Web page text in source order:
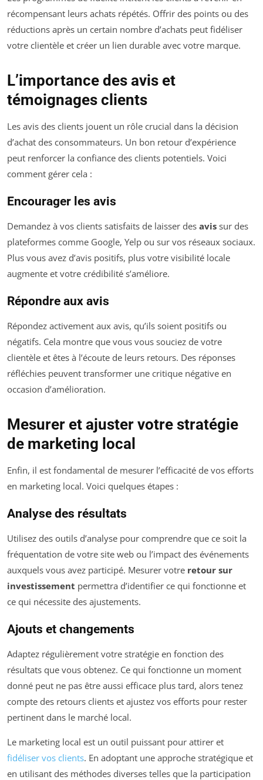
récompensant leurs achats répétés. Offrir des points ou des
réductions après un certain nombre d’achats peut fidéliser
votre clientèle et créer un lien durable avec votre marque.
L’importance des avis et
témoignages clients
Les avis des clients jouent un rôle crucial dans la décision
d’achat des consommateurs. Un bon retour d’expérience
peut renforcer la confiance des clients potentiels. Voici
comment gérer cela :
Encourager les avis
Demandez à vos clients satisfaits de laisser des avis sur des
plateformes comme Google, Yelp ou sur vos réseaux sociaux.
Plus vous avez d’avis positifs, plus votre visibilité locale
augmente et votre crédibilité s’améliore.
Répondre aux avis
Répondez activement aux avis, qu’ils soient positifs ou
négatifs. Cela montre que vous vous souciez de votre
clientèle et êtes à l’écoute de leurs retours. Des réponses
réfléchies peuvent transformer une critique négative en
occasion d’amélioration.
Mesurer et ajuster votre stratégie
de marketing local
Enfin, il est fondamental de mesurer l’efficacité de vos efforts
en marketing local. Voici quelques étapes :
Analyse des résultats
Utilisez des outils d’analyse pour comprendre que ce soit la
fréquentation de votre site web ou l’impact des événements
auxquels vous avez participé. Mesurer votre retour sur
investissement permettra d’identifier ce qui fonctionne et
ce qui nécessite des ajustements.
Ajouts et changements
Adaptez régulièrement votre stratégie en fonction des
résultats que vous obtenez. Ce qui fonctionne un moment
donné peut ne pas être aussi efficace plus tard, alors tenez
compte des retours clients et ajustez vos efforts pour rester
pertinent dans le marché local.
Le marketing local est un outil puissant pour attirer et
fidéliser vos clients. En adoptant une approche stratégique et
en utilisant des méthodes diverses telles que la participation